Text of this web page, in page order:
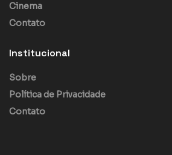
Cinema
Contato
Institucional
Sobre
Política de Privacidade
Contato